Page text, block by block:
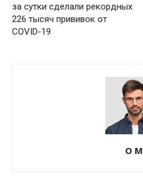
за сутки сделали рекордных
226 тысяч прививок от
COVID-19
О М